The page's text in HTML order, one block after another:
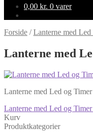
0,00 kr. 0 varer
Forside /Lanterne med
Lanterne med
Lanterne med Led og
Forrige
indlæg:
Lanterne med Led og
Kurv
Produktkategorier